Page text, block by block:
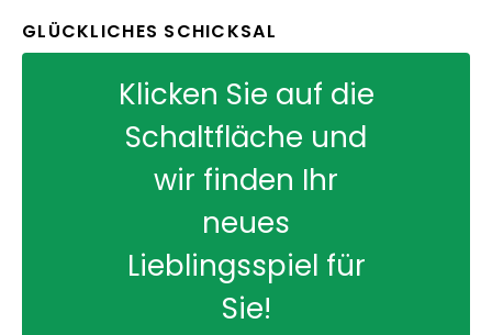
GLÜCKLICHES SCHICKSAL
Klicken Sie auf die
Schaltfläche und
wir finden Ihr
neues
Lieblingsspiel für
Sie!